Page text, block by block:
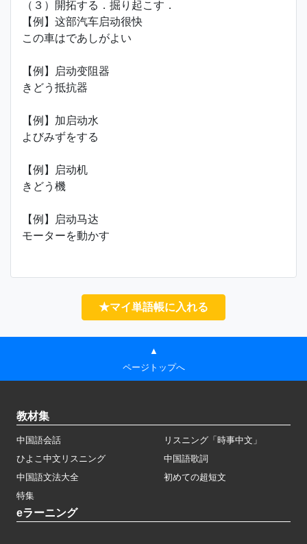
（３）開拓する．掘り起こす．
【例】这部汽车启动很快
この車はであしがよい
【例】启动变阻器
きどう抵抗器
【例】加启动水
よびみずをする
【例】启动机
きどう機
【例】启动马达
モーターを動かす
★マイ単語帳に入れる
▲
ページトップへ
教材集
中国語会話
リスニング「時事中文」
ひよこ中文リスニング
中国語歌詞
中国語文法大全
初めての超短文
特集
eラーニング